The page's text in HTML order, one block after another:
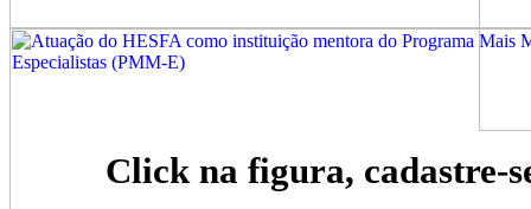
Click na figura, cadastre-